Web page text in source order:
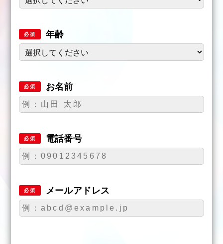
必須 年齢
必須 お名前
必須 電話番号
必須 メールアドレス